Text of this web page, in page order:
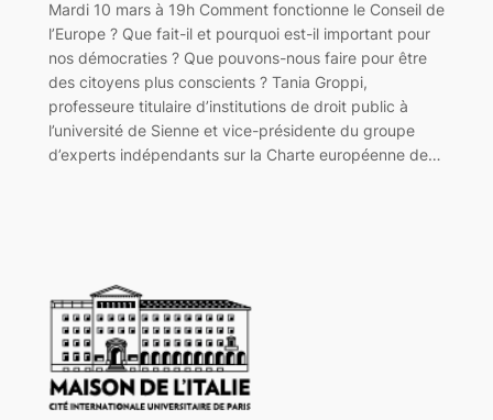
Mardi 10 mars à 19h Comment fonctionne le Conseil de
l’Europe ? Que fait-il et pourquoi est-il important pour
nos démocraties ? Que pouvons-nous faire pour être
des citoyens plus conscients ? Tania Groppi,
professeure titulaire d’institutions de droit public à
l’université de Sienne et vice-présidente du groupe
d’experts indépendants sur la Charte européenne de…